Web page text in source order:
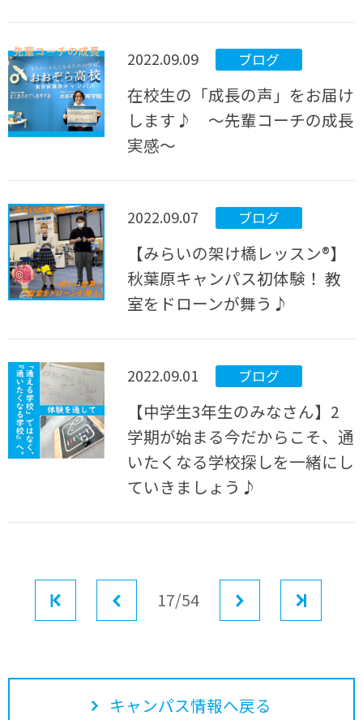
2022.09.09 ブログ
在校生の「成長の声」をお届け
します♪ ～先輩コーチの成長
実感～
2022.09.07 ブログ
【みらいの架け橋レッスン®︎】
秋葉原キャンパス初体験！ 教
室をドローンが舞う♪
2022.09.01 ブログ
【中学生3年生のみなさん】2
学期が始まる今だからこそ、通
いたくなる学校探しを一緒にし
ていきましょう♪
前へ17/54
キャンパス情報へ戻る